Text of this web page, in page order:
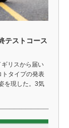
テストコース
リスから届い
トタイプの発表
を現した。3気